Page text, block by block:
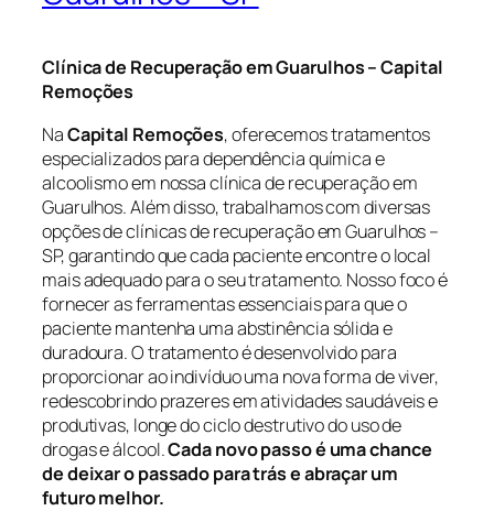
Clínica de Recuperação em Guarulhos – Capital
Remoções
NaCapital Remoções, oferecemos tratamentos
especializados para dependência química e
alcoolismo em nossa clínica de recuperação em
Guarulhos. Além disso, trabalhamos com diversas
opções de clínicas de recuperação em Guarulhos –
SP, garantindo que cada paciente encontre o local
mais adequado para o seu tratamento. Nosso foco é
fornecer as ferramentas essenciais para que o
paciente mantenha uma abstinência sólida e
duradoura. O tratamento é desenvolvido para
proporcionar ao indivíduo uma nova forma de viver,
redescobrindo prazeres em atividades saudáveis e
produtivas, longe do ciclo destrutivo do uso de
drogas e álcool.Cada novo passo é uma chance
de deixar o passado para trás e abraçar um
futuro melhor.